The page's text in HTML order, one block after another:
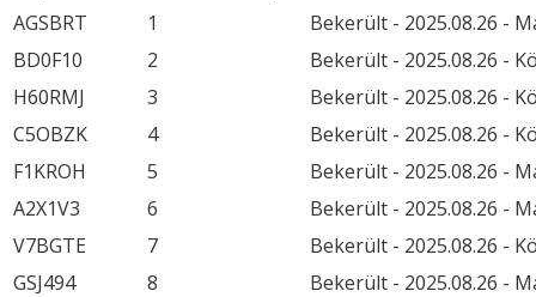
AGSBRT
1
Bekerült - 2025.08.26 -
BD0F10
2
Bekerült - 2025.08.26 -
H60RMJ
3
Bekerült - 2025.08.26 -
C5OBZK
4
Bekerült - 2025.08.26 -
F1KROH
5
Bekerült - 2025.08.26 -
A2X1V3
6
Bekerült - 2025.08.26 -
V7BGTE
7
Bekerült - 2025.08.26 -
GSJ494
8
Bekerült - 2025.08.26 -